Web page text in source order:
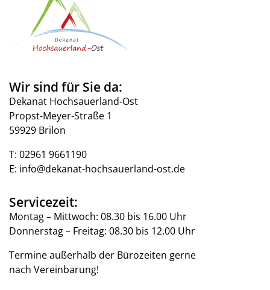
Wir sind für Sie da:
Dekanat Hochsauerland-Ost
Propst-Meyer-Straße 1
59929 Brilon
T: 02961 9661190
E: info@dekanat-hochsauerland-ost.de
Servicezeit:
Montag – Mittwoch: 08.30 bis 16.00 Uhr
Donnerstag – Freitag: 08.30 bis 12.00 Uhr
Termine außerhalb der Bürozeiten gerne
nach Vereinbarung!